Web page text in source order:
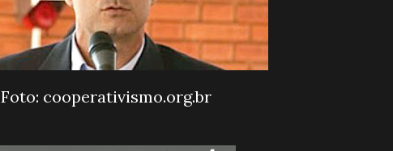
Foto: cooperativismo.org.br